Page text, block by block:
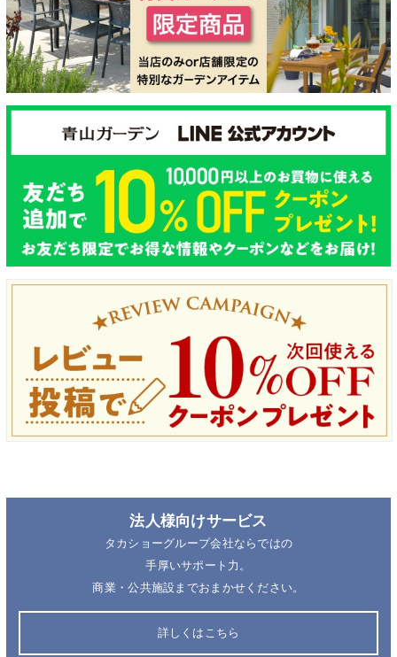
法人様向けサービス
タカショーグループ会社ならではの
手厚いサポート力。
商業・公共施設までおまかせください。
詳しくはこちら